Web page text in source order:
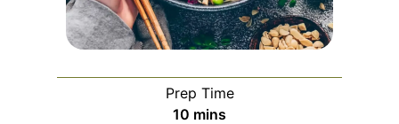
Prep Time
10 m
mins